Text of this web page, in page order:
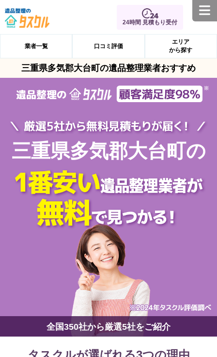
24時間 見積もり受付
業者一覧 口コミ評価
エリア
から探す
三重県多気郡大台町の遺品整理業者おすすめ
三重県多気郡大台町の
全国350社から厳選5社をご紹介